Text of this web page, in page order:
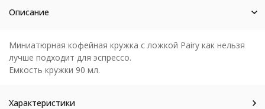
Описание
Миниатюрная кофейная кружка с ложкой Pairy как нельзя
лучше подходит для эспрессо.
Емкость кружки 90 мл.
Характеристики